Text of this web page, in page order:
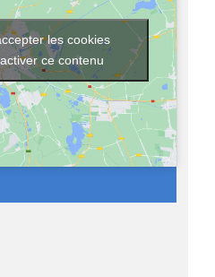
les cookies
ce contenu